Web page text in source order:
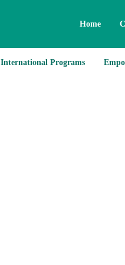
Home
International Programs